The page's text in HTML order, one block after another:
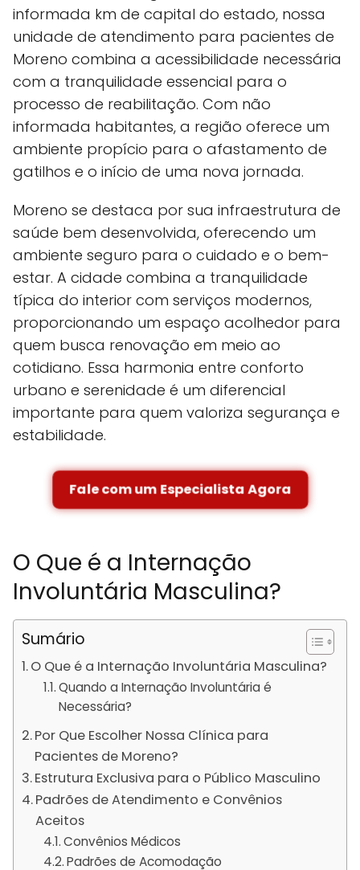
informada km de capital do estado, nossa
unidade de atendimento para pacientes de
Moreno combina a acessibilidade necessária
com a tranquilidade essencial para o
processo de reabilitação. Com não
informada habitantes, a região oferece um
ambiente propício para o afastamento de
gatilhos e o início de uma nova jornada.
Moreno se destaca por sua infraestrutura de
saúde bem desenvolvida, oferecendo um
ambiente seguro para o cuidado e o bem-
estar. A cidade combina a tranquilidade
típica do interior com serviços modernos,
proporcionando um espaço acolhedor para
quem busca renovação em meio ao
cotidiano. Essa harmonia entre conforto
urbano e serenidade é um diferencial
importante para quem valoriza segurança e
estabilidade.
Fale com um Especialista Agora
O Que é a Internação
Involuntária Masculina?
Sumário
O Que é a Internação Involuntária Masculina?
Quando a Internação Involuntária é
Necessária?
Por Que Escolher Nossa Clínica para
Pacientes de Moreno?
Estrutura Exclusiva para o Público Masculino
Padrões de Atendimento e Convênios
Aceitos
Convênios Médicos
Padrões de Acomodação